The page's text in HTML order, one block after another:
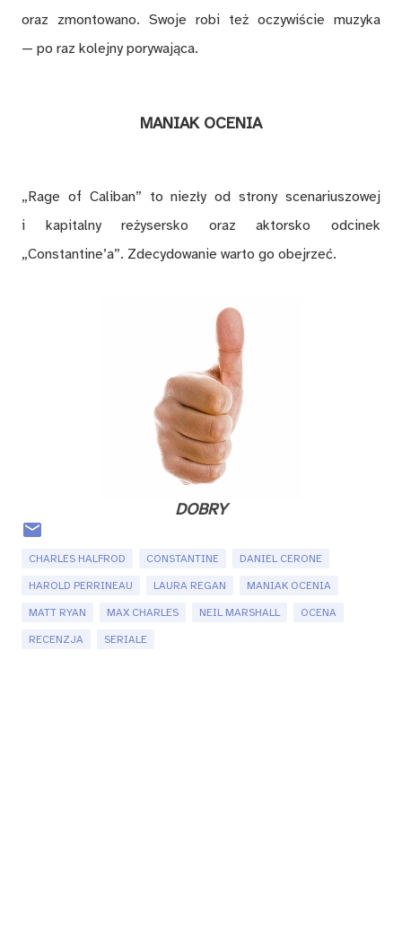
oraz zmontowano. Swoje robi też oczywiście muzyka
— po raz kolejny porywająca.
MANIAK OCENIA
„Rage of Caliban” to niezły od strony scenariuszowej
i kapitalny reżysersko oraz aktorsko odcinek
„Constantine’a”. Zdecydowanie warto go obejrzeć.
DOBRY
CHARLES HALFROD CONSTANTINE DANIEL CERONE
HAROLD PERRINEAU LAURA REGAN MANIAK OCENIA
MATT RYAN MAX CHARLES NEIL MARSHALL OCENA
RECENZJA SERIALE